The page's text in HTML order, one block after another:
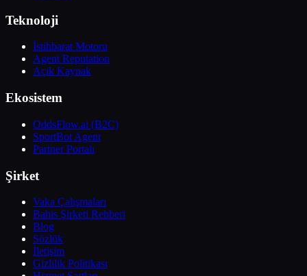
Teknoloji
İstihbarat Motoru
Agent Reputation
Açık Kaynak
Ekosistem
OddsFlow.ai (B2C)
SportBot Agent
Partner Portalı
Şirket
Vaka Çalışmaları
Bahis Şirketi Rehberi
Blog
Sözlük
İletişim
Gizlilik Politikası